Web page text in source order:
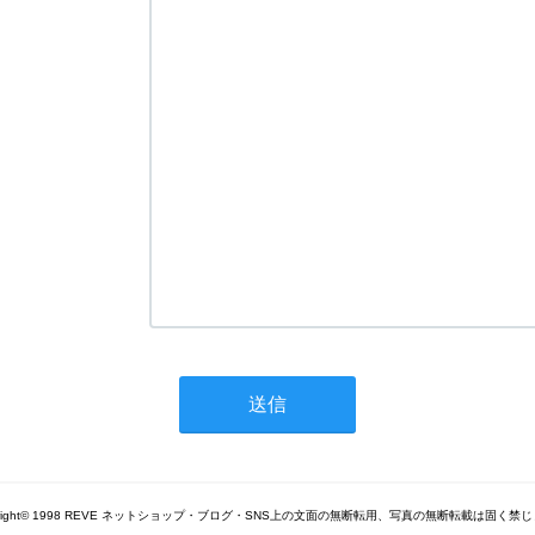
1998 REVE ネットショップ・ブログ・SNS上の文面の無断転用、写真の無断転載は固く禁じ